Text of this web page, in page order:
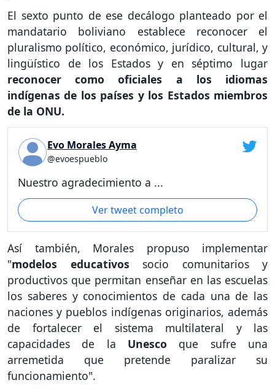
El sexto punto de ese decálogo planteado por el
mandatario boliviano establece reconocer el
pluralismo político, económico, jurídico, cultural, y
lingüístico de los Estados y en séptimo lugar
reconocer como oficiales a los idiomas
indígenas de los países y los Estados miembros
de la ONU.
Evo Morales Ayma
@evoespueblo
Nuestro agradecimiento a ...
Ver tweet completo
Así también, Morales propuso implementar
"modelos educativos socio comunitarios y
productivos que permitan enseñar en las escuelas
los saberes y conocimientos de cada una de las
naciones y pueblos indígenas originarios, además
de fortalecer el sistema multilateral y las
capacidades de la Unesco que sufre una
arremetida que pretende paralizar su
funcionamiento".